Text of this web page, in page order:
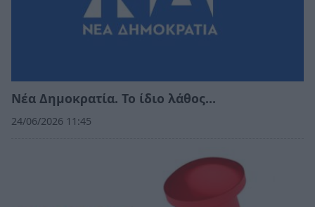
Νέα Δημοκρατία. Το ίδιο λάθος…
24/06/2026 11:45